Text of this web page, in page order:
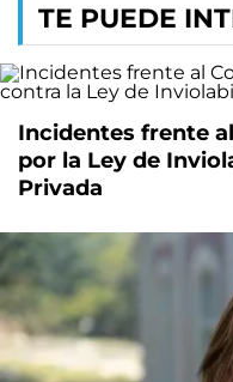
TE PUEDE
Incidentes frente
por la Ley de
Privada